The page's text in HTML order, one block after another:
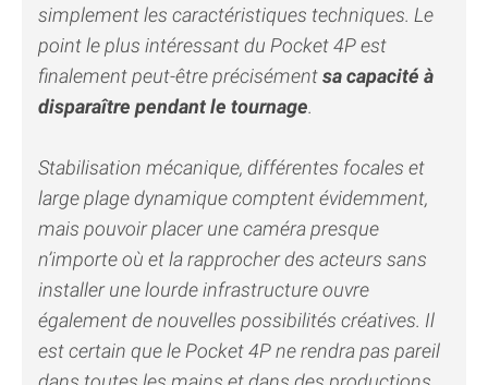
simplement les caractéristiques techniques. Le
point le plus intéressant du Pocket 4P est
finalement peut-être précisémentsa capacité à
disparaître pendant le tournage.
Stabilisation mécanique, différentes focales et
large plage dynamique comptent évidemment,
mais pouvoir placer une caméra presque
n’importe où et la rapprocher des acteurs sans
installer une lourde infrastructure ouvre
également de nouvelles possibilités créatives. Il
est certain que le Pocket 4P ne rendra pas pareil